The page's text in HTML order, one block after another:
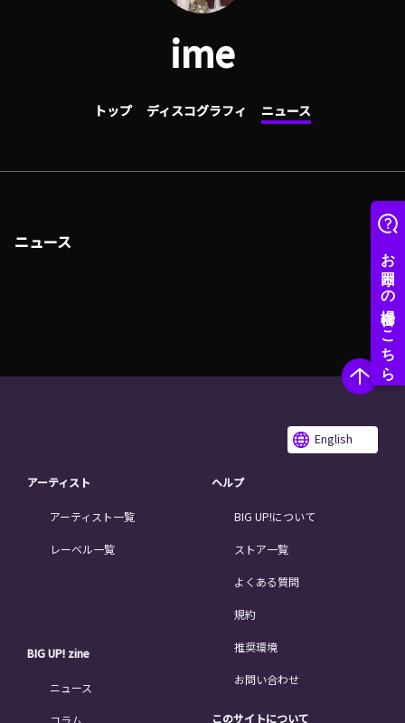
ime
トップ ディスコグラフィ ニュース
ニュース
English
アーティスト
アーティスト一覧
レーベル一覧
BIG UP! zine
ニュース
コラム
ヘルプ
BIG UP!について
ストア一覧
よくある質問
規約
推奨環境
お問い合わせ
このサイトについて